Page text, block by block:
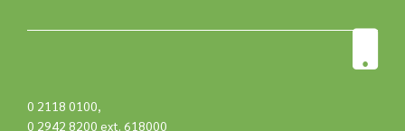
0 2118 0100,
0 2942 8200 ext. 618000